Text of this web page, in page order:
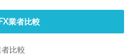
業者比較
比較